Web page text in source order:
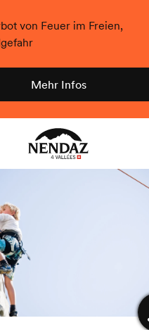
von Feuer im Freien,
Mehr Infos
Nendaz